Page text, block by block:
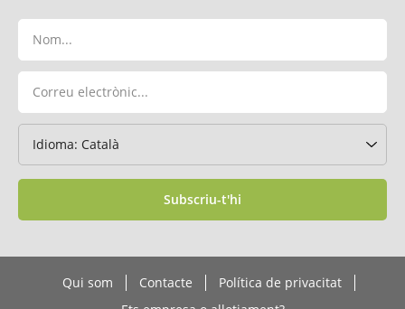
Subscriu-t'hi
Qui som Contacte
Política de privacitat